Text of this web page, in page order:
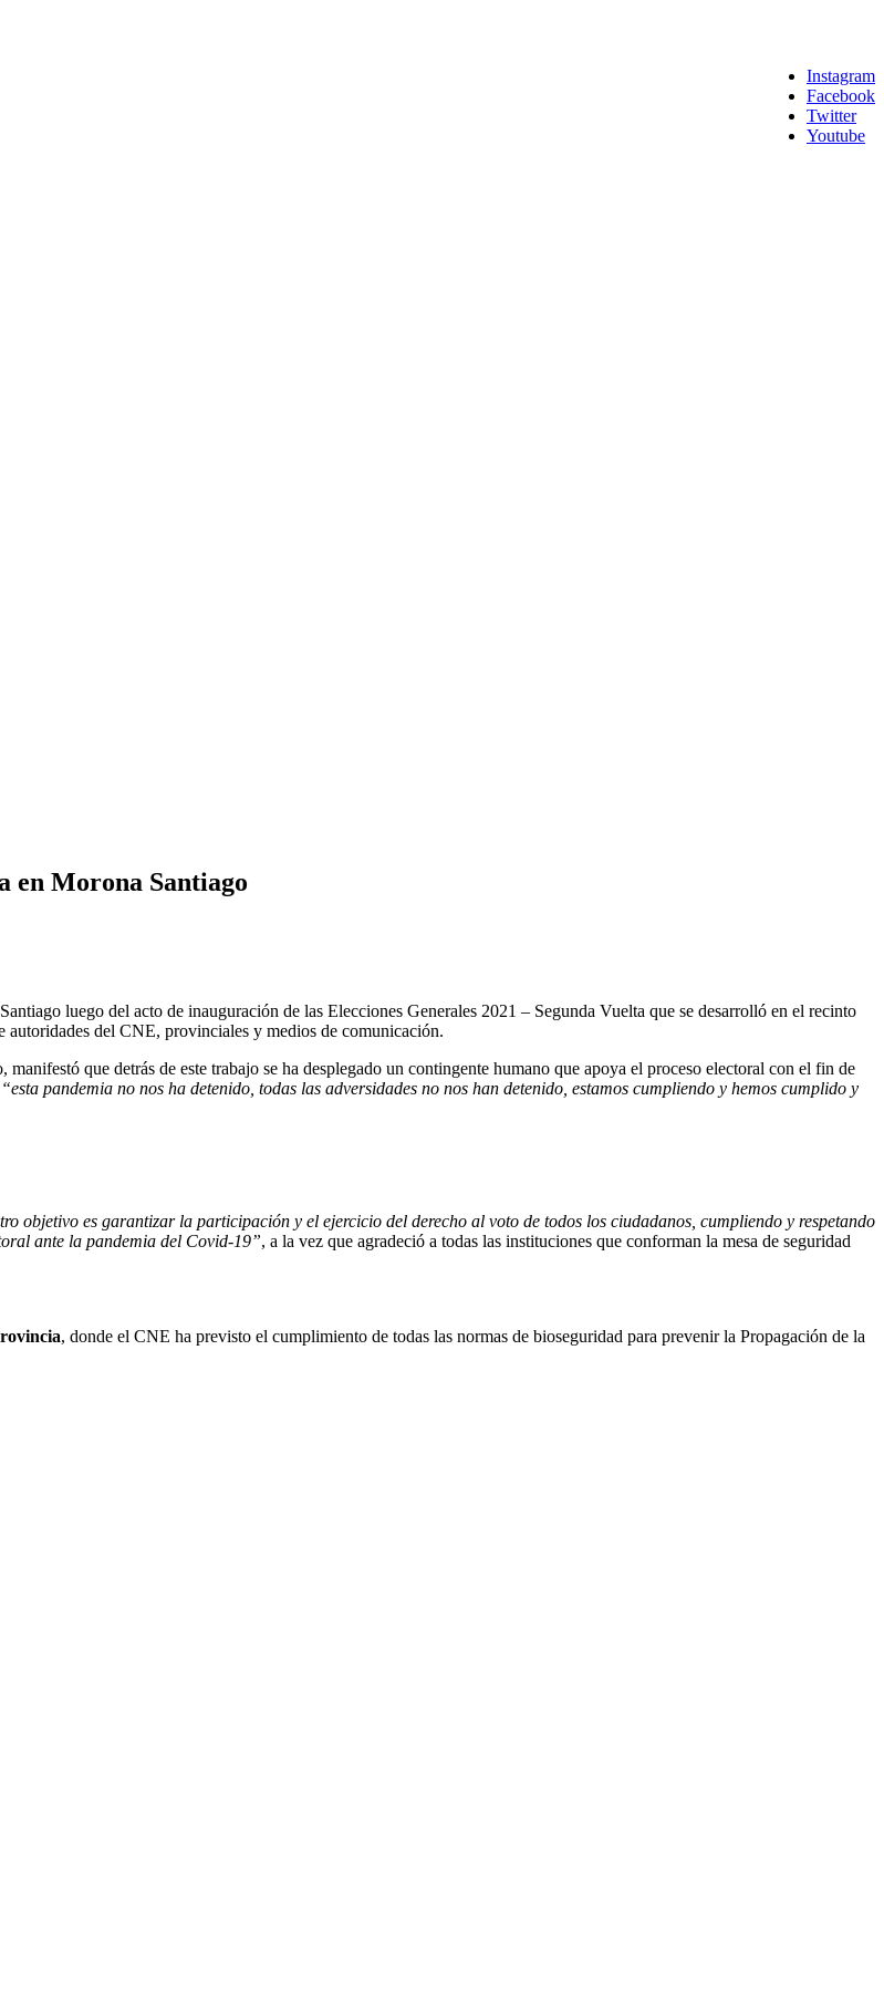
Instagram
Facebook
Twitter
Youtube
en Morona Santiago
luego del acto de inauguración de las Elecciones Generales 2021 – Segunda Vuelta que se desarrolló en el recinto
del CNE, provinciales y medios de comunicación.
que detrás de este trabajo se ha desplegado un contingente humano que apoya el proceso electoral con el fin de
“esta pandemia no nos ha detenido, todas las adversidades no nos han detenido, estamos cumpliendo y hemos cumplido y
objetivo es garantizar la participación y el ejercicio del derecho al voto de todos los ciudadanos, cumpliendo y respetando
ante la pandemia del Covid-19”, a la vez que agradeció a todas las instituciones que conforman la mesa de seguridad
, donde el CNE ha previsto el cumplimiento de todas las normas de bioseguridad para prevenir la Propagación de la